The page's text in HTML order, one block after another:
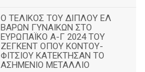
Ο ΤΕΛΙΚΟΣ ΤΟΥ ΔΙΠΛΟΥ ΕΛ
ΒΑΡΩΝ ΓΥΝΑΙΚΩΝ ΣΤΟ
ΕΥΡΩΠΑΪΚΟ Α-Γ 2024 ΤΟΥ
ΖΕΓΚΕΝΤ ΟΠΟΥ ΚΟΝΤΟΥ-
ΦΙΤΣΙΟΥ ΚΑΤΕΚΤΗΣΑΝ ΤΟ
ΑΣΗΜΕΝΙΟ ΜΕΤΑΛΛΙΟ